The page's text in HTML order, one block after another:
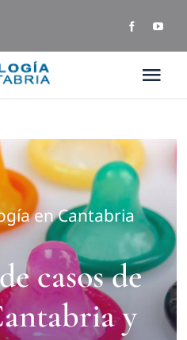
en Cantabria
casos de
y